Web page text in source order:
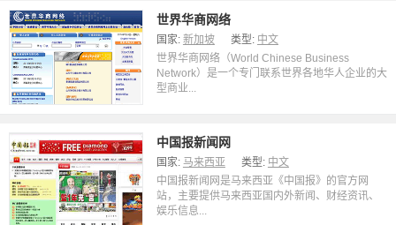
世界华商网络
国家: 新加坡 类型: 中文
世界华商网络（World Chinese Business
Network）是一个专门联系世界各地华人企业的大
型商业...
中国报新闻网
国家: 马来西亚 类型: 中文
中国报新闻网是马来西亚《中国报》的官方网
站，主要提供马来西亚国内外新闻、财经资讯、
娱乐信息...